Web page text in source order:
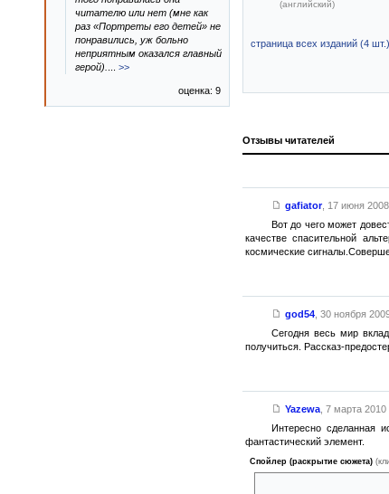
(английский)
страница всех изданий (4
Отзывы читателей
gafiator, 17 июня 2008
Вот до чего может
качестве спасительной
космические
god54, 30 ноября 2009
Сегодня весь мир
получиться. Рассказ-
Yazewa, 7 марта 2010
Интересно сделанная
фантастический элемент.
Спойлер (раскрытие сюжета)
читателю или нет (мне как
раз «Портреты его детей» не
понравились, уж больно
неприятным оказался главный
герой).
>>
оценка: 9